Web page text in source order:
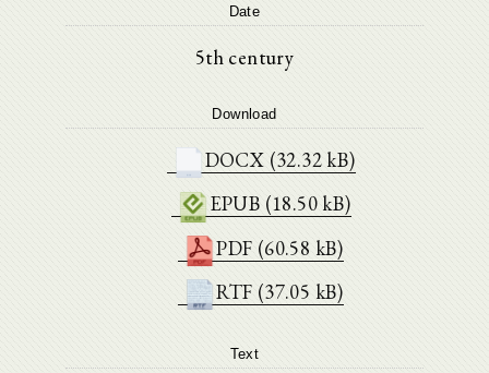
Date
5th century
Download
DOCX (32.32 kB)
EPUB (18.50 kB)
PDF (60.58 kB)
RTF (37.05 kB)
Text